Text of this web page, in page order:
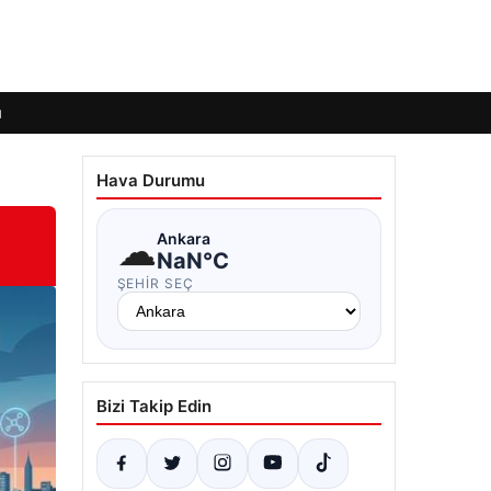
Hava Durumu
☁Ankara
NaN°C
ŞEHIR SEÇ
Bizi Takip Edin